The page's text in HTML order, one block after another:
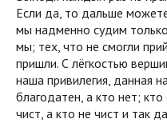
Если да, то дальше
мы надменно судим
мы; тех, что не смогли
пришли. С лёгкостью
наша привилегия, данная
благодатен, а кто нет;
чист, а кто не чист и так